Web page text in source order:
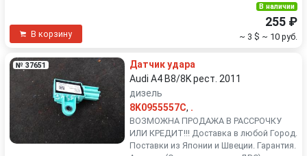
В корзину
В наличии
255 ₽
~ 3 $ ~ 10 руб.
№ 37651
Датчик удара
Audi A4 B8/8K рест. 2011
дизель
8K0955557C, .
ВОЗМОЖНА ПРОДАЖА В РАССРОЧКУ
ИЛИ КРЕДИТ!!! Доставка в любой Город.
Поставки из Японии и Швеции. Гарантия.